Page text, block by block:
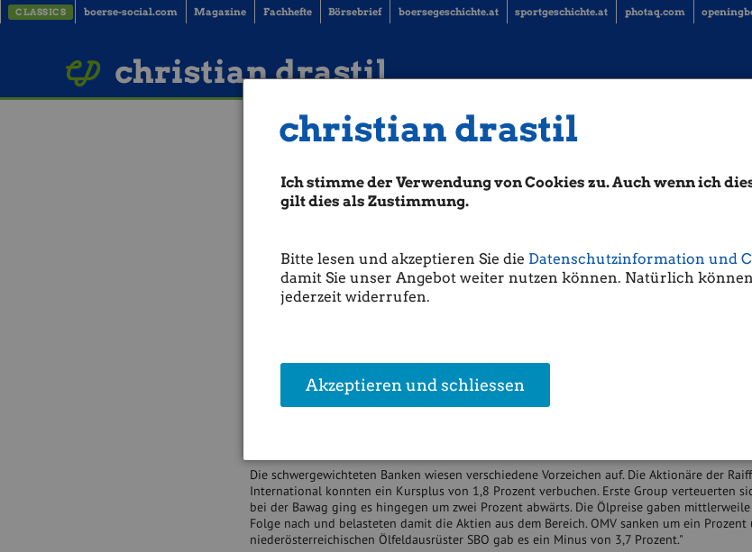
christian drastil
Ich stimme der Verwendung von Cookies zu. Auch wenn ich
gilt dies als Zustimmung.
Bitte lesen und akzeptieren Sie die Datenschutzinformation und
damit Sie unser Angebot weiter nutzen können. Natürlich
jederzeit widerrufen.
Akzeptieren und schliessen
CLASSICS boerse-social.com Magazine Fachhefte Börsebrief boersegeschichte.at sportgeschichte.at photaq.com
christian drastil
ATX-Trends: AT&S, RBI, Lenzing ....
Aus den Morning News der Wiener Privatbank: "Der Wiener Aktienmarkt hat sich gestern
einem Rekordkurs im Frühhandel mit etwas schwächerer Tendenz aus dem Handel
Am Mittwoch beflügelten international die Hoffnungen auf eine baldige
USA und dem Iran. Mangels konkreter Schritte ging es nun mit den Aktienkursen
Faserhersteller hat im ersten Quartal deutlich weniger Gewinn gemacht als ein Jahr zuvor.
Steuern ging zurück. Der Umsatz verringerte sich wegen niedrigerer Zellstoffpreise sowie
Faserverkaufsmengen und -preisen. Laut Erste Group-Analysten entsprachen die
Erwartungen. Die Lenzing-Aktie schloss nach klaren Verlaufsgewinnen prozentual
Die schwergewichteten Banken wiesen verschiedene Vorzeichen auf. Die Aktionäre der
International konnten ein Kursplus von 1,8 Prozent verbuchen. Erste Group verteuerten
bei der Bawag ging es hingegen um zwei Prozent abwärts. Die Ölpreise gaben
Folge nach und belasteten damit die Aktien aus dem Bereich. OMV sanken um ein Prozent
niederösterreichischen Ölfeldausrüster SBO gab es ein Minus von 3,7 Prozent."